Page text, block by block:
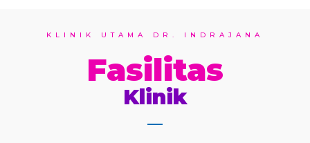
KLINIK UTAMA DR. INDRAJANA
Fasilitas
Klinik